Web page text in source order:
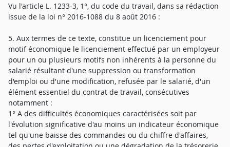
Vu l'article L. 1233-3, 1°, du code du travail, dans sa rédaction
issue de la loi n° 2016-1088 du 8 août 2016 :
5. Aux termes de ce texte, constitue un licenciement pour
motif économique le licenciement effectué par un employeur
pour un ou plusieurs motifs non inhérents à la personne du
salarié résultant d'une suppression ou transformation
d'emploi ou d'une modification, refusée par le salarié, d'un
élément essentiel du contrat de travail, consécutives
notamment :
1° A des difficultés économiques caractérisées soit par
l'évolution significative d'au moins un indicateur économique
tel qu'une baisse des commandes ou du chiffre d'affaires,